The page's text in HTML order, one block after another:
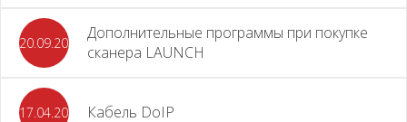
20.09.2025
Дополнительные программы при покупке
сканера LAUNCH
17.04.2024 Кабель DoIP